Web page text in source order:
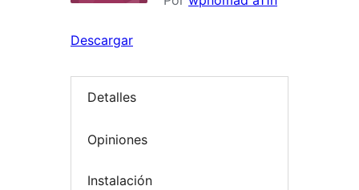
Descargar
Detalles
Opiniones
Instalación